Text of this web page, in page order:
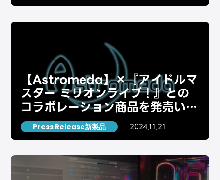
【Astromeda】×『アイドルマ
スター ミリオンライブ！』との
コラボレーション商品を発売いた
しました。
Press Release新製品 2024.11.21